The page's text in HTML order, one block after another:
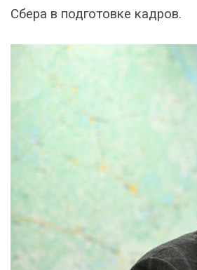
Сбера в подготовке кадров.